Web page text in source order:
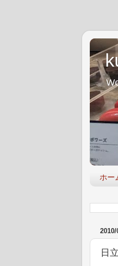
ホー
2010/
日